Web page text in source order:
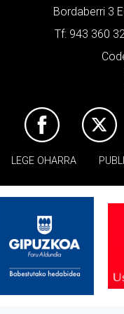
Bordaberri 3
Tf: 943 360
LEGE OHARRA